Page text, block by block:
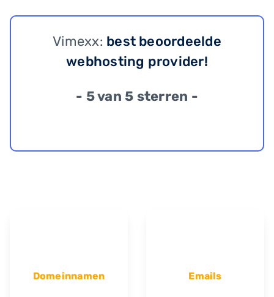
Vimexx: best beoordeelde
webhosting provider!
- 5 van 5 sterren -
Domeinnamen Emails